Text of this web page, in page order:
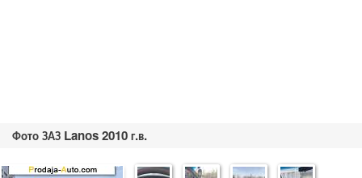
Фото ЗАЗ Lanos 2010 г.в.